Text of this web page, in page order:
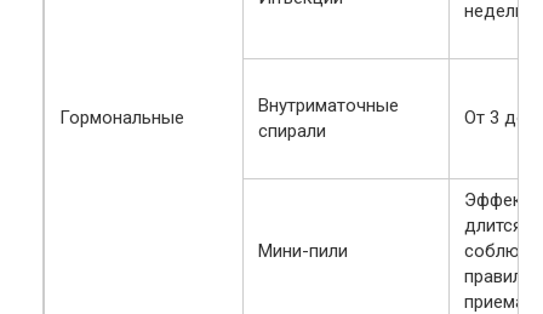
Гормональные
недель
Внутриматочные
спирали
От 3 до
Мини-пили
Эффект
длится
правила
приема